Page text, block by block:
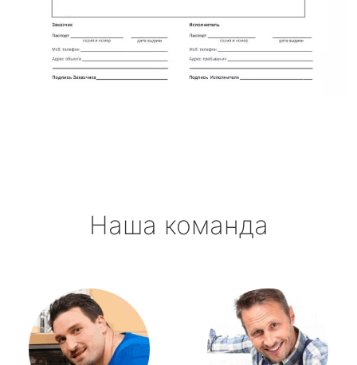
Наша команда